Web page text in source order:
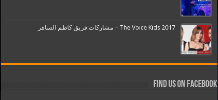
The Voice Kids 2017 – مشاركات فريق كاظم الساهر
Find us on Facebook